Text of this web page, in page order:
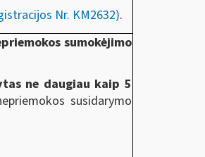
Nr. KM2632).
sumokėjimo
ne daugiau kaip 5
susidarymo